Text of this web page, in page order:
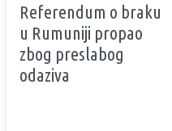
Referendum o braku
u Rumuniji propao
zbog preslabog
odaziva